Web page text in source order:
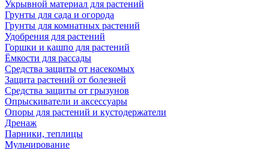
Укрывной материал для растений
Грунты для сада и огорода
Грунты для комнатных растений
Удобрения для растений
Горшки и кашпо для растений
Ёмкости для рассады
Средства защиты от насекомых
Защита растений от болезней
Средства защиты от грызунов
Опрыскиватели и аксессуары
Опоры для растений и кустодержатели
Дренаж
Парники, теплицы
Мульчирование